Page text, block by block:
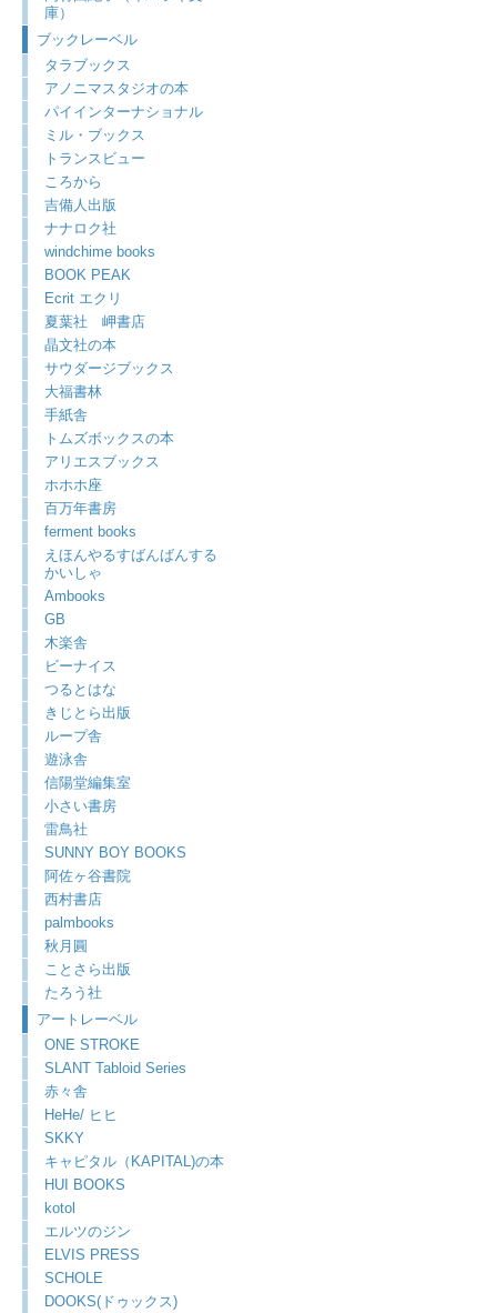
庫）
ブックレーベル
タラブックス
アノニマスタジオの本
パイインターナショナル
ミル・ブックス
トランスビュー
ころから
吉備人出版
ナナロク社
windchime books
BOOK PEAK
Ecrit エクリ
夏葉社 岬書店
晶文社の本
サウダージブックス
大福書林
手紙舎
トムズボックスの本
アリエスブックス
ホホホ座
百万年書房
ferment books
えほんやるすばんばんする
かいしゃ
Ambooks
GB
木楽舎
ビーナイス
つるとはな
きじとら出版
ループ舎
遊泳舎
信陽堂編集室
小さい書房
雷鳥社
SUNNY BOY BOOKS
阿佐ヶ谷書院
西村書店
palmbooks
秋月圓
ことさら出版
たろう社
アートレーベル
ONE STROKE
SLANT Tabloid Series
赤々舎
HeHe/ ヒヒ
SKKY
キャピタル（KAPITAL)の本
HUI BOOKS
kotol
エルツのジン
ELVIS PRESS
SCHOLE
DOOKS(ドゥックス)